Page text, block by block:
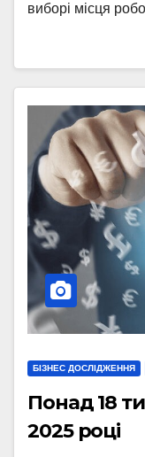
виборі місця
БІЗНЕС ДОСЛІДЖЕННЯ
Понад 18
2025 році